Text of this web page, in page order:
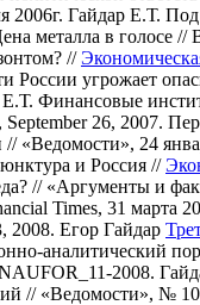
2006г. Гайдар Е.Т. Под
в голосе //
//
России угрожает
Финансовые
September 26, 2007.
«Ведомости», 24
и Россия //
// «Аргументы и
Times, 31 марта
2008. Егор Гайдар
аналитический
2008.
// «Ведомости», №